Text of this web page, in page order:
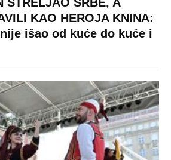
KAO HEROJA KNINA:
išao od kuće do kuće i